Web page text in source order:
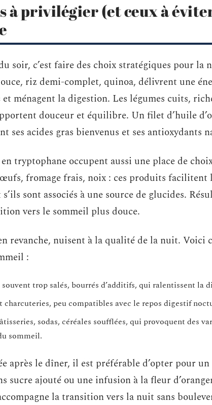
à privilégier (et ceux à
soir, c’est faire des choix stratégiques pour la
riz demi-complet, quinoa, délivrent une
ménagent la digestion. Les légumes cuits,
douceur et équilibre. Un filet d’huile
ses acides gras bienvenus et ses antioxydants
tryptophane occupent aussi une place de
fromage frais, noix : ces produits
sont associés à une source de glucides.
vers le sommeil plus douce.
revanche, nuisent à la qualité de la nuit. Voici
:
trop salés, bourrés d’additifs, qui ralentissent la
charcuteries, peu compatibles avec le repos digestif
sodas, céréales soufflées, qui provoquent des
sommeil.
après le dîner, il est préférable d’opter pour
sucre ajouté ou une infusion à la fleur
la transition vers la nuit sans